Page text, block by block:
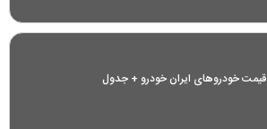
قیمت خودرو‌های ایران خودرو + جدول